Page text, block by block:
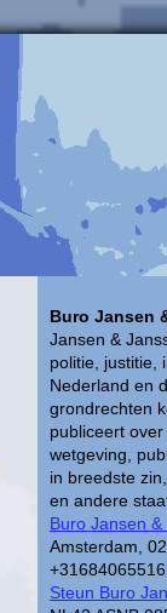
Buro Jansen
Jansen &
politie, justitie,
Nederland en
grondrechten
publiceert
wetgeving,
in breedste
en andere
Buro Jansen &
Amsterdam,
Steun Buro